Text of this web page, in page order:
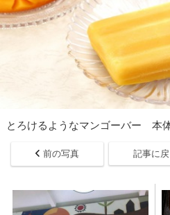
とろけるようなマンゴーバー 本
前の写真 記事に